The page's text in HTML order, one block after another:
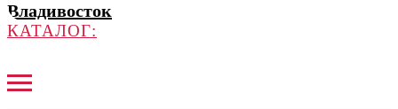
Владивосток
КАТАЛОГ: